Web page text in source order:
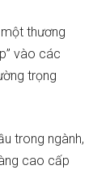
thương
vào các
trọng
trong ngành,
cao cấp